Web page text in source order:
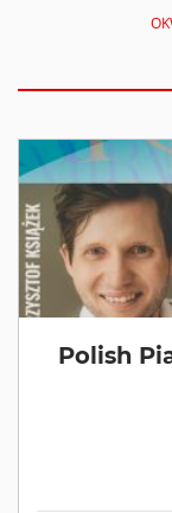
Polish